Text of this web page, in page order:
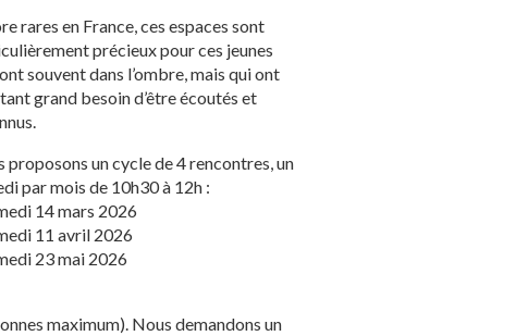
rares en France, ces espaces sont
précieux pour ces jeunes
souvent dans l’ombre, mais qui ont
grand besoin d’être écoutés et
proposons un cycle de 4 rencontres, un
par mois de 10h30 à 12h :
14 mars 2026
11 avril 2026
23 mai 2026
maximum). Nous demandons un